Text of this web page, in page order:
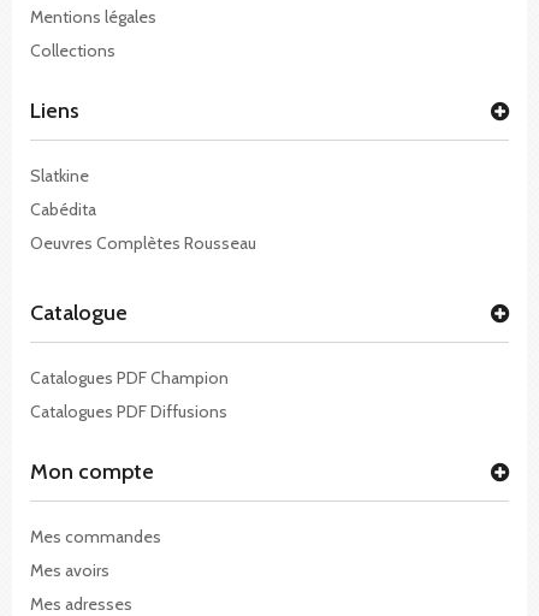
Mentions légales
Collections
Liens
Slatkine
Cabédita
Oeuvres Complètes Rousseau
Catalogue
Catalogues PDF Champion
Catalogues PDF Diffusions
Mon compte
Mes commandes
Mes avoirs
Mes adresses